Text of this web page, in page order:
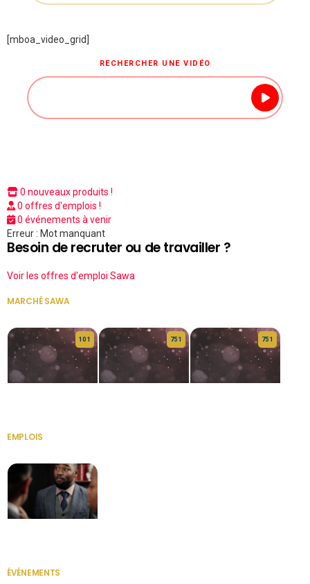
[mboa_video_grid]
RECHERCHER UNE VIDÉO
0 nouveaux produits !
0 offres d'emplois !
0 événements à venir
Erreur : Mot manquant
Besoin de recruter ou de travailler ?
Voir les offres d'emploi Sawa
MARCHÉ SAWA
10 1 75 1 75 1
EMPLOIS
ÉVÉNEMENTS